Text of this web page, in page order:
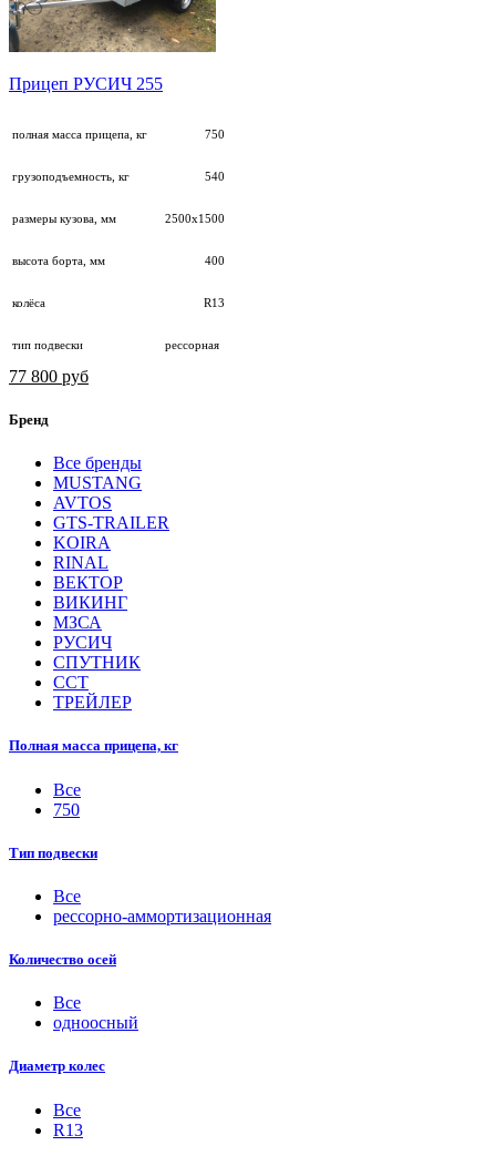
Прицеп РУСИЧ 255
полная масса прицепа, кг 750
грузоподъемность, кг 540
размеры кузова, мм 2500х1500
высота борта, мм 400
колёса R13
тип подвески рессорная
77 800 руб
Бренд
Все бренды
MUSTANG
AVTOS
GTS-TRAILER
KOIRA
RINAL
ВЕКТОР
ВИКИНГ
МЗСА
РУСИЧ
СПУТНИК
ССТ
ТРЕЙЛЕР
Полная масса прицепа, кг
Все
750
Тип подвески
Все
рессорно-аммортизационная
Количество осей
Все
одноосный
Диаметр колес
Все
R13